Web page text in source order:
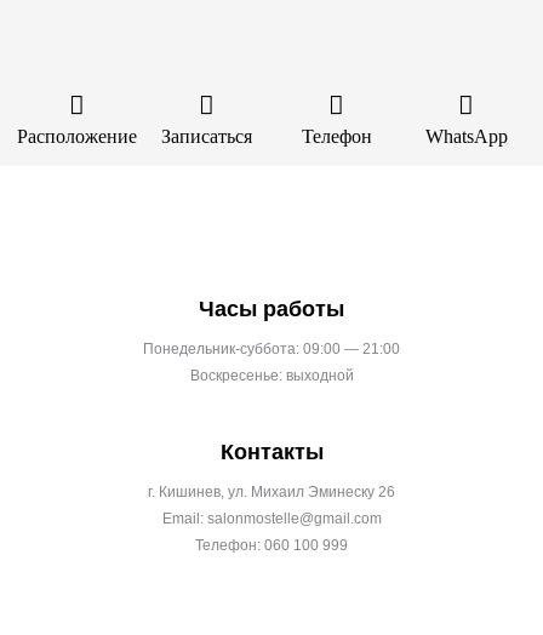
Расположение Записаться Телефон WhatsApp
Часы работы
Понедельник-суббота: 09:00 — 21:00
Воскресенье: выходной
Контакты
г. Кишинев, ул. Михаил Эминеску 26
Email: salonmostelle@gmail.com
Телефон: 060 100 999